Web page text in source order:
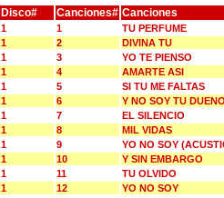
Disco# Canciones# Canciones
1 1
TU PERFUME
1
2
DIVINA TU
1
3
YO TE PIENSO
1
4
AMARTE ASI
1
5
SI TU ME FALTAS
1
6
Y NO SOY TU
1
7
EL SILENCIO
1
8
MIL VIDAS
1
9
YO NO SOY
1
10
Y SIN EMBARGO
1
11
TU OLVIDO
1
12 YO NO SOY